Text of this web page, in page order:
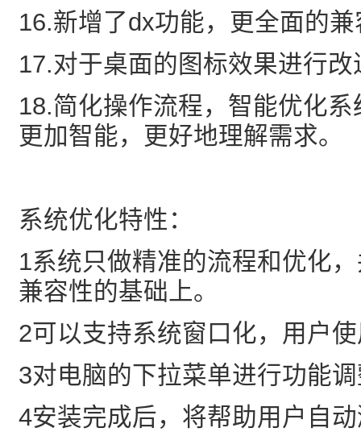
16.新增了dx功能，更全面的
17.对于桌面的图标效果进行改
18.简化操作流程，智能优化
更加智能，更好地理解需求。
系统优化特性：
1系统只做精准的流程和优化
兼容性的基础上。
2可以支持系统窗口化，用户
3对电脑的下拉菜单进行功能
4安装完成后，将帮助用户自